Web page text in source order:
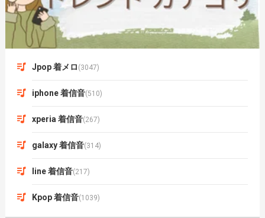
Jpop 着メロ (3047)
iphone 着信音(510)
xperia 着信音(267)
galaxy 着信音(314)
line 着信音(217)
Kpop 着信音(1039)